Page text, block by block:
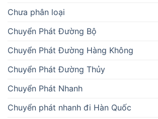
Chưa phân loại
Chuyển Phát Đường Bộ
Chuyển Phát Đường Hàng Không
Chuyển Phát Đường Thủy
Chuyển Phát Nhanh
Chuyển phát nhanh đi Hàn Quốc